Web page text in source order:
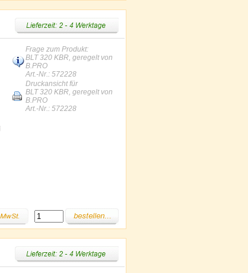
Frage zum Produkt:
BLT 320 KBR, geregelt von
B.PRO
Art.-Nr.: 572228
Druckansicht für
BLT 320 KBR, geregelt von
B.PRO
Art.-Nr.: 572228